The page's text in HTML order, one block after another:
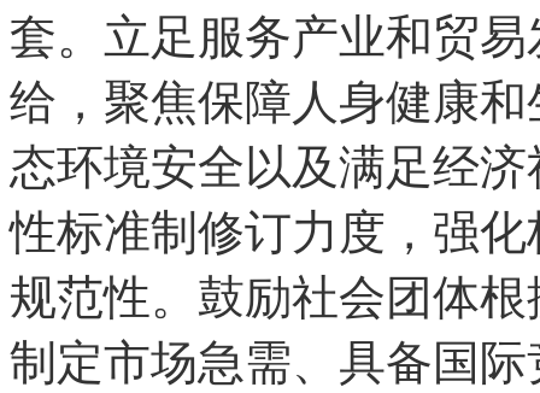
套。立足服务产业和贸
给，聚焦保障人身健康
态环境安全以及满足经
性标准制修订力度，强
规范性。鼓励社会团体
制定市场急需、具备国